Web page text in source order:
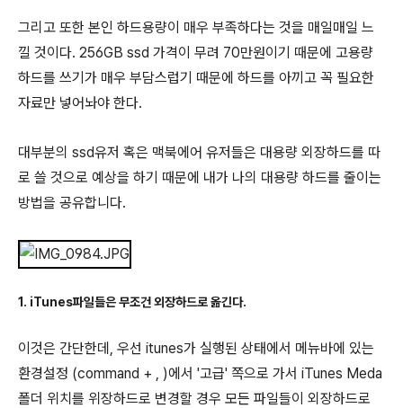
그리고 또한 본인 하드용량이 매우 부족하다는 것을 매일매일 느
낄 것이다. 256GB ssd 가격이 무려 70만원이기 때문에 고용량
하드를 쓰기가 매우 부담스럽기 때문에 하드를 아끼고 꼭 필요한
자료만 넣어놔야 한다.
대부분의 ssd유저 혹은 맥북에어 유저들은 대용량 외장하드를 따
로 쓸 것으로 예상을 하기 때문에 내가 나의 대용량 하드를 줄이는
방법을 공유합니다.
1. iTunes파일들은 무조건 외장하드로 옮긴다.
이것은 간단한데, 우선 itunes가 실행된 상태에서 메뉴바에 있는
환경설정 (command + , )에서 '고급' 쪽으로 가서 iTunes Meda
폴더 위치를 위장하드로 변경할 경우 모든 파일들이 외장하드로